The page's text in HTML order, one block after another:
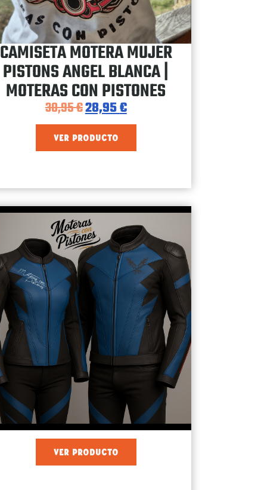
CAMISETA MOTERA MUJER
PISTONS ANGEL BLANCA |
MOTERAS CON PISTONES
30,95€28,95€
VER PRODUCTO
VER PRODUCTO